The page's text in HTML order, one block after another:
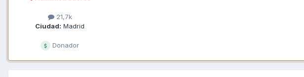
21,7k
Ciudad: Madrid
Donador